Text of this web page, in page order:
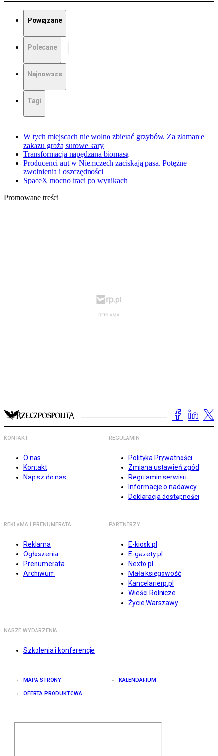
Powiązane
Polecane
Najnowsze
Tagi
W tych miejscach nie wolno zbierać grzybów. Za złamanie
zakazu grożą surowe kary
Transformacja napędzana biomasą
Producenci aut w Niemczech zaciskają pasa. Potężne
zwolnienia i oszczędności
SpaceX mocno traci po wynikach
Promowane treści
KONTAKT
O nas
Kontakt
Napisz do nas
REGULAMIN
Polityka Prywatności
Zmiana ustawień zgód
Regulamin serwisu
Informacje o nadawcy
Deklaracja dostępności
REKLAMA I PRENUMERATA
Reklama
Ogłoszenia
Prenumerata
Archiwum
PARTNERZY
E-kiosk.pl
E-gazety.pl
Nexto.pl
Mała księgowość
Kancelarierp.pl
Wieści Rolnicze
Życie Warszawy
NASZE WYDARZENIA
Szkolenia i konferencje
MAPA STRONY KALENDARIUM
OFERTA PRODUKTOWA